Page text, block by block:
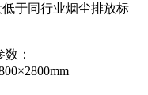
于同行业烟尘排放标
：